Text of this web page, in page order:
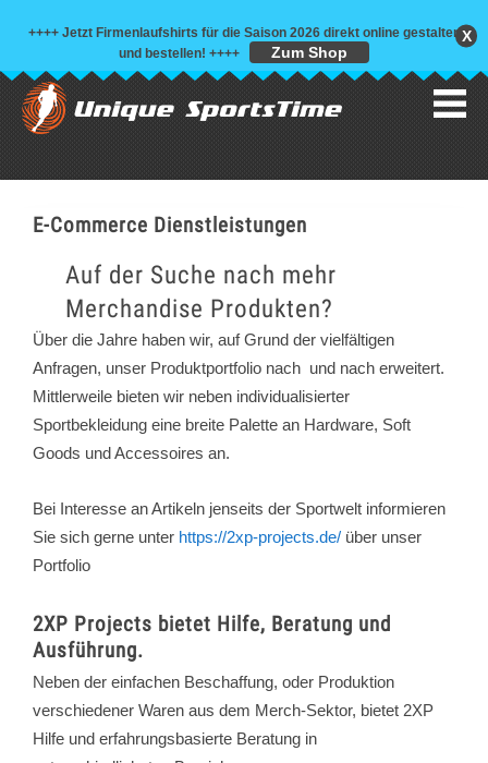
++++ Jetzt Firmenlaufshirts für die Saison 2026 direkt online gestalten
und bestellen! ++++ Zum Shop
X
E-Commerce Dienstleistungen
Auf der Suche nach mehr
Merchandise Produkten?
Über die Jahre haben wir, auf Grund der vielfältigen
Anfragen, unser Produktportfolio nach und nach erweitert.
Mittlerweile bieten wir neben individualisierter
Sportbekleidung eine breite Palette an Hardware, Soft
Goods und Accessoires an.
Bei Interesse an Artikeln jenseits der Sportwelt informieren
Sie sich gerne unter https://2xp-projects.de/ über unser
Portfolio
2XP Projects bietet Hilfe, Beratung und
Ausführung.
Neben der einfachen Beschaffung, oder Produktion
verschiedener Waren aus dem Merch-Sektor, bietet 2XP
Hilfe und erfahrungsbasierte Beratung in